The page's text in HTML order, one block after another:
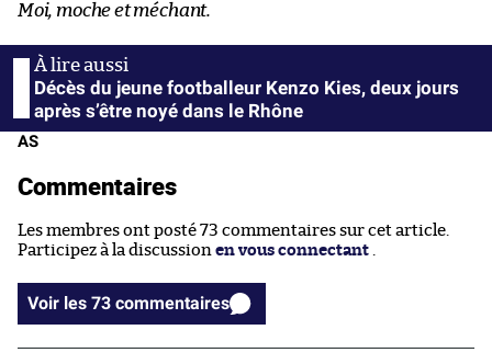
Moi, moche et méchant.
Décès du jeune footballeur Kenzo Kies, deux jours
après s’être noyé dans le Rhône
AS
Commentaires
Les membres ont posté 73 commentaires sur cet article.
Participez à la discussion en vous connectant .
Voir les 73 commentaires